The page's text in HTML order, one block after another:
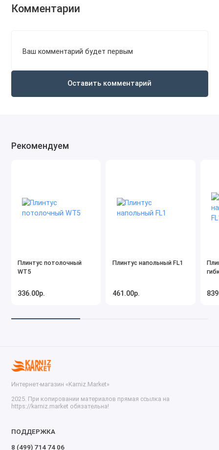
Комментарии
Ваш комментарий будет первым
Оставить комментарий
Рекомендуем
Плинтус потолочный
WT5
336.00р.
Плинтус напольный FL1
461.00р.
Интернет-магазин «Karniz.Market»
2025. При копировании материалов прямая ссылка на
https://karniz.market обязательна!
ПОДДЕРЖКА
8 (499) 714 74 06